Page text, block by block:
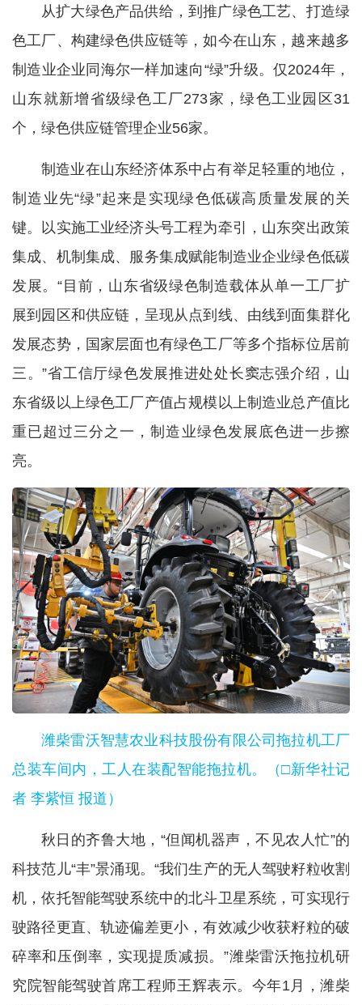
从扩大绿色产品供给，到推广绿色工艺、打造绿
色工厂、构建绿色供应链等，如今在山东，越来越多
制造业企业同海尔一样加速向“绿”升级。仅2024年，
山东就新增省级绿色工厂273家，绿色工业园区31
个，绿色供应链管理企业56家。
制造业在山东经济体系中占有举足轻重的地位，
制造业先“绿”起来是实现绿色低碳高质量发展的关
键。以实施工业经济头号工程为牵引，山东突出政策
集成、机制集成、服务集成赋能制造业企业绿色低碳
发展。“目前，山东省级绿色制造载体从单一工厂扩
展到园区和供应链，呈现从点到线、由线到面集群化
发展态势，国家层面也有绿色工厂等多个指标位居前
三。”省工信厅绿色发展推进处处长窦志强介绍，山
东省级以上绿色工厂产值占规模以上制造业总产值比
重已超过三分之一，制造业绿色发展底色进一步擦
亮。
潍柴雷沃智慧农业科技股份有限公司拖拉机工厂
总装车间内，工人在装配智能拖拉机。（□新华社记
者 李紫恒 报道）
秋日的齐鲁大地，“但闻机器声，不见农人忙”的
科技范儿“丰”景涌现。“我们生产的无人驾驶籽粒收割
机，依托智能驾驶系统中的北斗卫星系统，可实现行
驶路径更直、轨迹偏差更小，有效减少收获籽粒的破
碎率和压倒率，实现提质减损。”潍柴雷沃拖拉机研
究院智能驾驶首席工程师王辉表示。今年1月，潍柴